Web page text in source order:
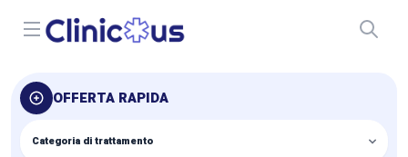
Open menu
OFFERTA RAPIDA